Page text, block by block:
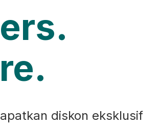
diskon eksklusif